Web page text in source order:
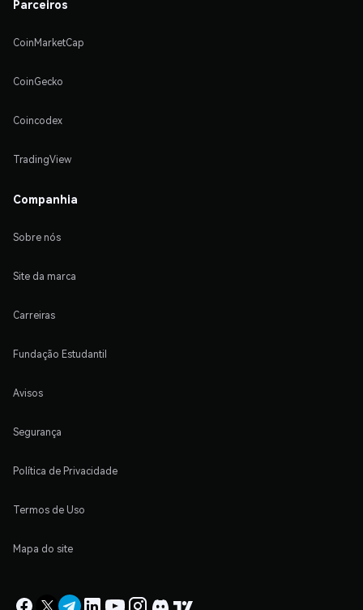
Parceiros
CoinMarketCap
CoinGecko
Coincodex
TradingView
Companhia
Sobre nós
Site da marca
Carreiras
Fundação Estudantil
Avisos
Segurança
Política de Privacidade
Termos de Uso
Mapa do site